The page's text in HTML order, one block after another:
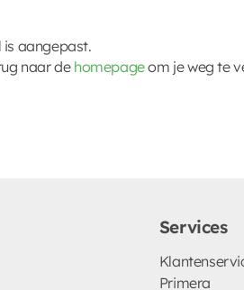
aangepast.
naar de homepageom je weg te
Services
Primera